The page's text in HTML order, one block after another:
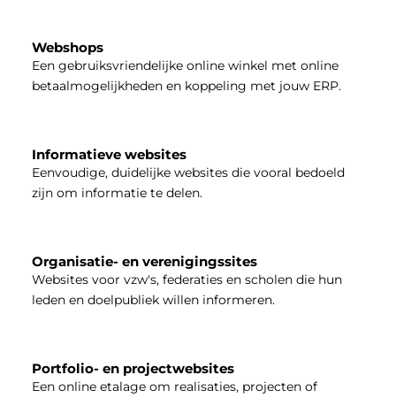
Webshops
Een gebruiksvriendelijke online winkel met online
betaalmogelijkheden en koppeling met jouw ERP.
Informatieve websites
Eenvoudige, duidelijke websites die vooral bedoeld
zijn om informatie te delen.
Organisatie- en verenigingssites
Websites voor vzw's, federaties en scholen die hun
leden en doelpubliek willen informeren.
Portfolio- en projectwebsites
Een online etalage om realisaties, projecten of